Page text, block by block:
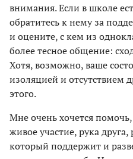
внимания. Если в школе
обратитесь к нему за
и оцените, с кем из
более тесное общение:
Хотя, возможно, ваше
изоляцией и отсутствием
этого.
Мне очень хочется
живое участие, рука
который поддержит и